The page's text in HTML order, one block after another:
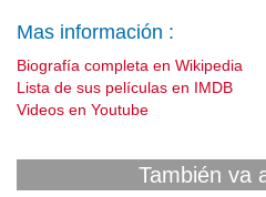
Mas información :
Biografía completa en Wikipedia
Lista de sus películas en IMDB
Videos en Youtube
También va